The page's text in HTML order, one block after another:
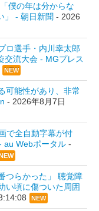
僕の年は分からな
」 - 朝日新聞 - 2026
ロ選手・内川幸太郎
交流大会 - MGプレス
NEW
可能性があり、非常
- 2026年8月7日
で全自動字幕が付
au Webポータル-
つらかった」 聴覚障
い頃に傷ついた周囲
NEW